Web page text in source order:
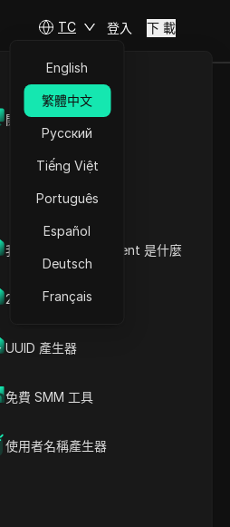
開放API
我的瀏覽器 User Agent 是什麼
2FA验证码生成器
UUID 產生器
免費 SMM 工具
使用者名稱產生器
TC
English
繁體中文
Русский
Tiếng Việt
Português
Español
Deutsch
Français
登入 下 載